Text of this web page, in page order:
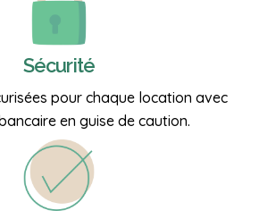
Sécurité
pour chaque location avec
en guise de caution.